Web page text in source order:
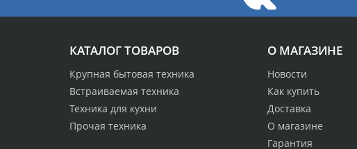
О МАГАЗИНЕ
Новости
Как купить
Доставка
О магазине
Гарантия
КАТАЛОГ ТОВАРОВ
Крупная бытовая техника
Встраиваемая техника
Техника для кухни
Прочая техника